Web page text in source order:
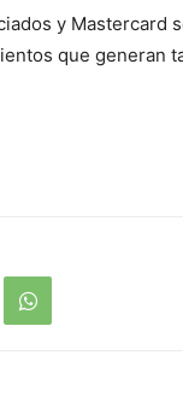
y Mastercard
que generan